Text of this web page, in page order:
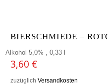
BIERSCHMIEDE –
Alkohol 5,0% , 0,33 l
3,60 €
zuzüglich Versandkosten